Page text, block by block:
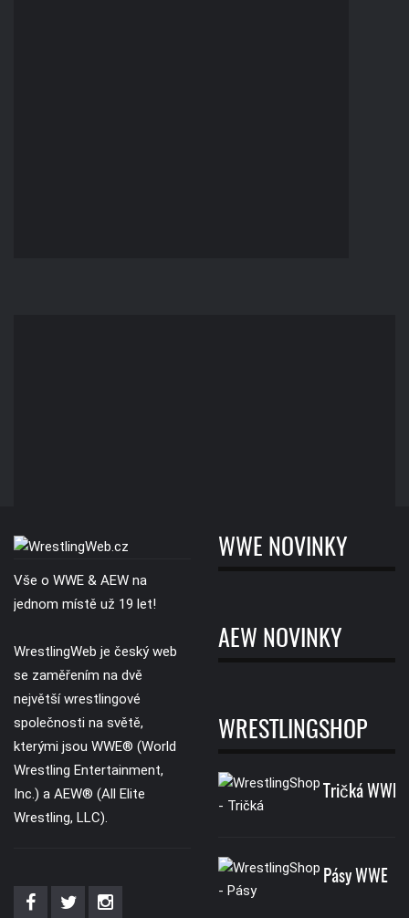
Vše o WWE & AEW na
jednom místě už 19 let!
WrestlingWeb je český web
se zaměřením na dvě
největší wrestlingové
společnosti na světě,
kterými jsou WWE® (World
Wrestling Entertainment,
Inc.) a AEW® (All Elite
Wrestling, LLC).
WWE NOVINKY
AEW NOVINKY
WRESTLINGSHOP
Tričká WWE
Pásy WWE